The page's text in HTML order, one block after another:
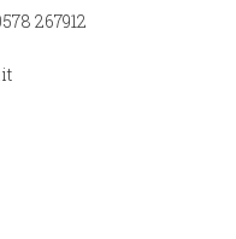
267912